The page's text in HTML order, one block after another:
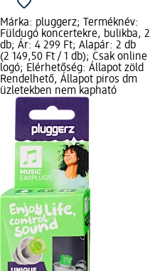
Márka: pluggerz; Terméknév:
Füldugó koncertekre, bulikba, 2
db; Ár: 4 299 Ft; Alapár: 2 db
(2 149,50 Ft / 1 db); Csak online
logó; Elérhetőség: Állapot zöld
Rendelhető, Állapot piros dm
üzletekben nem kapható